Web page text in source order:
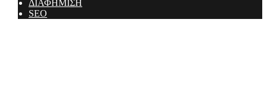
ΔΙΑΦΗΜΙΣΗ
SEO